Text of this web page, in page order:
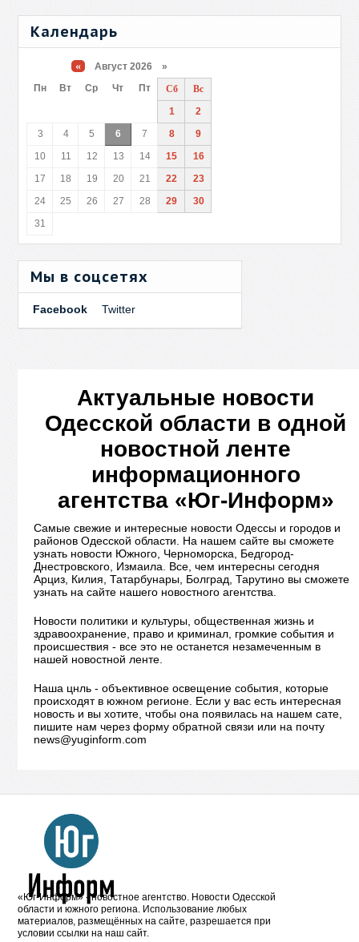
Календарь
« Август 2026 »
Пн
Вт Ср Чт Пт Сб
Вс
1
2
3
4 5 6 7 8
9
10
11 12 13 14 15
16
17
18 19 20 21 22
23
24
25 26 27 28 29
30
31
Мы в соцсетях
Facebook Twitter
Актуальные новости
Одесской области в одной
новостной ленте
информационного
агентства «Юг-Информ»
Самые свежие и интересные новости Одессы и городов и
районов Одесской области. На нашем сайте вы сможете
узнать новости Южного, Черноморска, Бедгород-
Днестровского, Измаила. Все, чем интересны сегодня
Арциз, Килия, Татарбунары, Болград, Тарутино вы сможете
узнать на сайте нашего новостного агентства.
Новости политики и культуры, общественная жизнь и
здравоохранение, право и криминал, громкие события и
происшествия - все это не останется незамеченным в
нашей новостной ленте.
Наша цнль - объективное освещение события, которые
происходят в южном регионе. Если у вас есть интересная
новость и вы хотите, чтобы она появилась на нашем сате,
пишите нам через форму обратной связи или на почту
news@yuginform.com
«Юг-Информ» - новостное агентство. Новости Одесской
области и южного региона. Использование любых
материалов, размещённых на сайте, разрешается при
условии ссылки на наш сайт.